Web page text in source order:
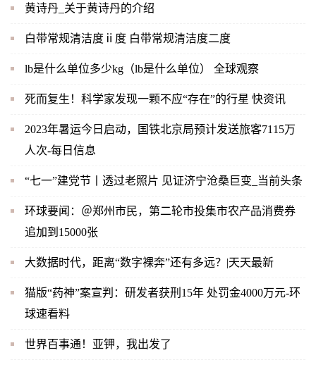
黄诗丹_关于黄诗丹的介绍
白带常规清洁度ⅱ度 白带常规清洁度二度
lb是什么单位多少kg（lb是什么单位） 全球观察
死而复生！科学家发现一颗不应“存在”的行星 快资讯
2023年暑运今日启动，国铁北京局预计发送旅客7115万
人次-每日信息
“七一”建党节丨透过老照片 见证济宁沧桑巨变_当前头条
环球要闻：＠郑州市民，第二轮市投集市农产品消费券
追加到15000张
大数据时代，距离“数字裸奔”还有多远？|天天最新
猫版“药神”案宣判：研发者获刑15年 处罚金4000万元-环
球速看料
世界百事通！亚钾，我出发了